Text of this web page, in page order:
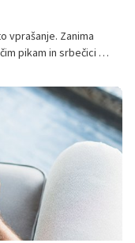
vprašanje. Zanima
pikam in srbečici ki